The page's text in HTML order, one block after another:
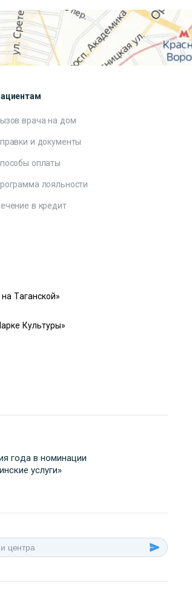
врача на дом
и документы
оплаты
лояльности
в кредит
Таганской»
Культуры»
года в номинации
услуги»